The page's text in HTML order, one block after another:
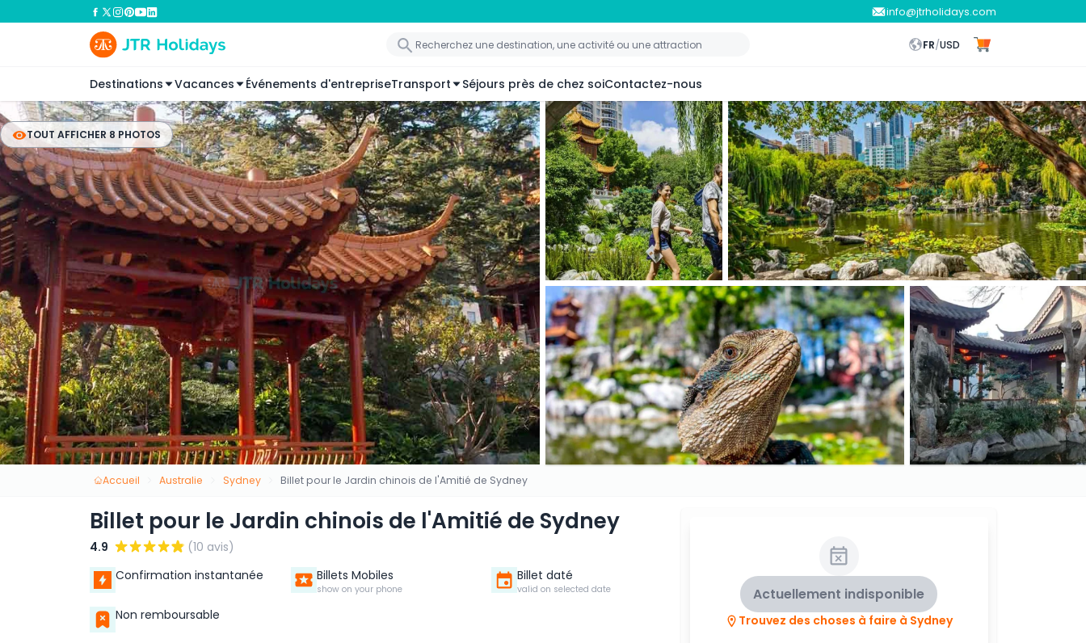
info@jtrholidays.com
FR/USD
Destinations Vacances Événements d'entrepriseTransport Séjours près de chez soiContactez-nous
TOUT AFFICHER 8 PHOTOS
Accueil Australie Sydney Billet pour le Jardin chinois de l'Amitié de Sydney
Billet pour le Jardin chinois de l'Amitié de Sydney
4.9
(10 avis)
Confirmation instantanée
Billets Mobiles
show on your phone
Billet daté
valid on selected date
Non remboursable
Actuellement indisponible
Trouvez des choses à faire à Sydney